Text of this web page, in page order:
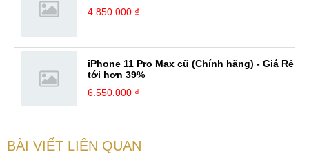
4.850.000 ₫
iPhone 11 Pro Max cũ (Chính hãng) - Giá Rẻ
tới hơn 39%
6.550.000 ₫
BÀI VIẾT LIÊN QUAN